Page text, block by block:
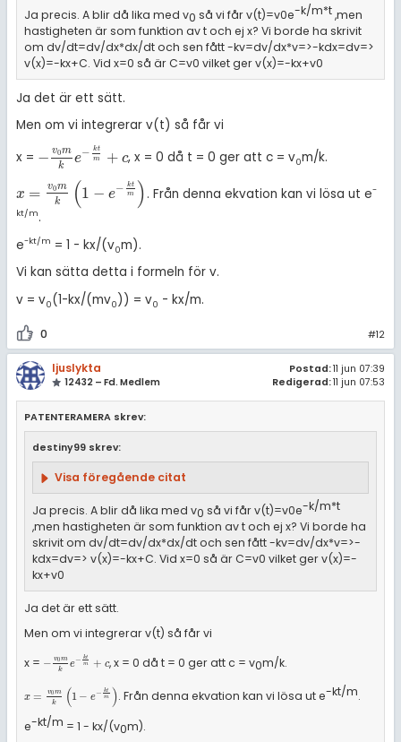
Ja precis. A blir då lika med v0 så vi får v(t)=v0e-k/m*t,men
hastigheten är som funktion av t och ej x? Vi borde ha skrivit
om dv/dt=dv/dx*dx/dt och sen fått -kv=dv/dx*v=>-kdx=dv=>
v(x)=-kx+C. Vid x=0 så är C=v0 vilket ger v(x)=-kx+v0
Ja det är ett sätt.
Men om vi integrerar v(t) så får vi
x = − v0m
k
e− kt
m
+ c
-v0mke-kt m+c, x = 0 då t = 0 ger att c = v0m/k.
x = v0m
k
(1 − e− kt
m
)
x=v0 mk1- e -k tm . Från denna ekvation kan vi lösa ut e-
kt/m.
e-kt/m = 1 - kx/(v0m).
Vi kan sätta detta i formeln för v.
v = v0(1-kx/(mv0 )) = v0 - kx/m.
0 #12
ljuslykta
12432 – Fd. Medlem
Postad:11 jun 07:39
Redigerad:11 jun 07:53
PATENTERAMERA skrev:
destiny99 skrev:
Visa föregående citat
Ja precis. A blir då lika med v0 så vi får v(t)=v0e-k/m*t
,men hastigheten är som funktion av t och ej x? Vi borde ha
skrivit om dv/dt=dv/dx*dx/dt och sen fått -kv=dv/dx*v=>-
kdx=dv=> v(x)=-kx+C. Vid x=0 så är C=v0 vilket ger v(x)=-
kx+v0
Ja det är ett sätt.
Men om vi integrerar v(t) så får vi
x = − v0m
k
e− kt
m
+ c
-v0mke- kt m+ c
, x = 0 då t = 0 ger att c = v0m/k.
x = v0m
k
(1 − e− kt
m
)
x=v 0m k1-e-ktm . Från denna ekvation kan vi lösa ut e-kt/m.
e-kt/m = 1 - kx/(v0m).